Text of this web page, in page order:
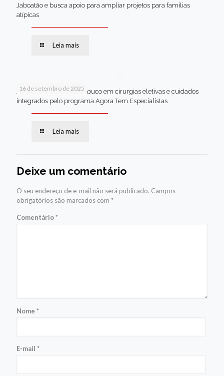
Jaboatão e busca apoio para ampliar projetos para famílias
atípicas
Leia mais
16 de setembro de 2025
Jaboatão lidera Pernambuco em cirurgias eletivas e cuidados
integrados pelo programa Agora Tem Especialistas
Leia mais
Deixe um comentário
O seu endereço de e-mail não será publicado. Campos
obrigatórios são marcados com *
Comentário*
Nome *
E-mail *